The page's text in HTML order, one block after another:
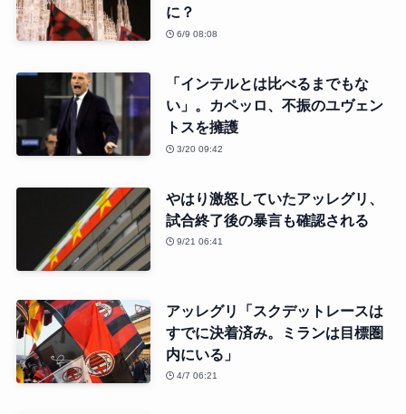
に？
6/9 08:08
「インテルとは比べるまでもな
い」。カペッロ、不振のユヴェン
トスを擁護
3/20 09:42
やはり激怒していたアッレグリ、
試合終了後の暴言も確認される
9/21 06:41
アッレグリ「スクデットレースは
すでに決着済み。ミランは目標圏
内にいる」
4/7 06:21